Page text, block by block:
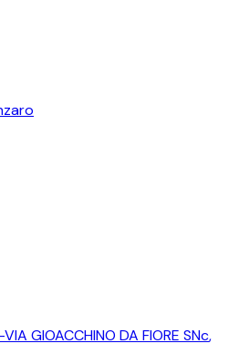
GIOACCHINO DA FIORE SNc,